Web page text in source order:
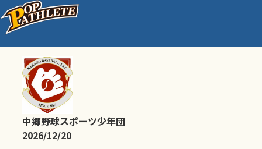
通常練習
中郷野球スポーツ少年団
2026/12/20